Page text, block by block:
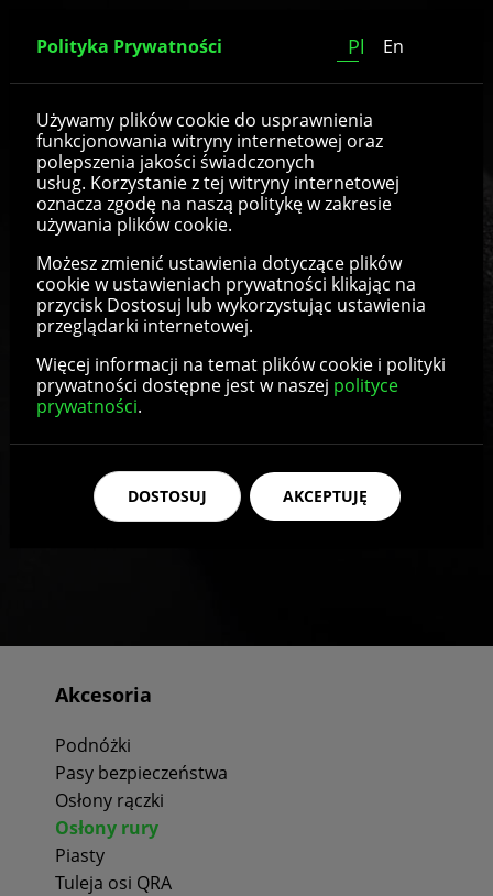
Osłony rury
Szczegóły produktu
Akcesoria
Podnóżki
Pasy bezpieczeństwa
Osłony rączki
Osłony rury
Piasty
Tuleja osi QRA
Polityka Prywatności Pl En
Używamy plików cookie do usprawnienia
funkcjonowania witryny internetowej oraz
polepszenia jakości świadczonych
usług. Korzystanie z tej witryny internetowej
oznacza zgodę na naszą politykę w zakresie
używania plików cookie.
Możesz zmienić ustawienia dotyczące plików
cookie w ustawieniach prywatności klikając na
przycisk Dostosuj lub wykorzystując ustawienia
przeglądarki internetowej.
Więcej informacji na temat plików cookie i polityki
prywatności dostępne jest w naszej polityce
prywatności.
DOSTOSUJ AKCEPTUJĘ